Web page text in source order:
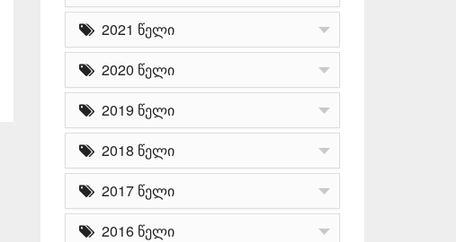
2021 წელი
2020 წელი
2019 წელი
2018 წელი
2017 წელი
2016 წელი